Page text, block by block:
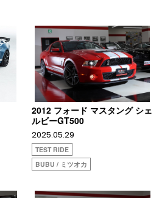
2012 フォード マスタング シェ
ルビーGT500
2025.05.29
TEST RIDE
BUBU / ミツオカ